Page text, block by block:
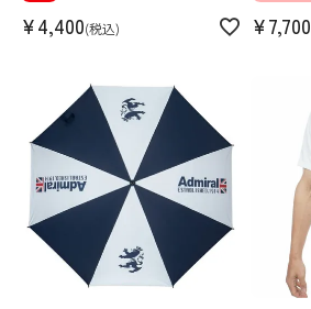
S M
159cm 51kgRecommended
Find out more on your body type
¥4,400 税込 ¥7,700